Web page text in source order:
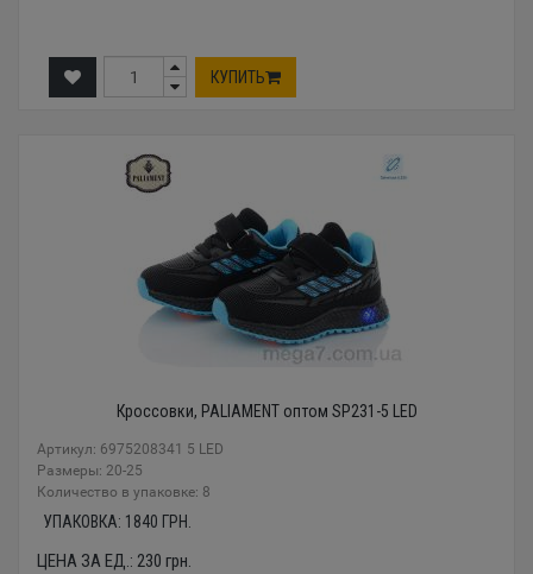
КУПИТЬ
Кроссовки, PALIAMENT оптом SP231-5 LED
Артикул: 6975208341 5 LED
Размеры: 20-25
Количество в упаковке: 8
УПАКОВКА: 1840 ГРН.
ЦЕНА ЗА ЕД.: 230 грн.